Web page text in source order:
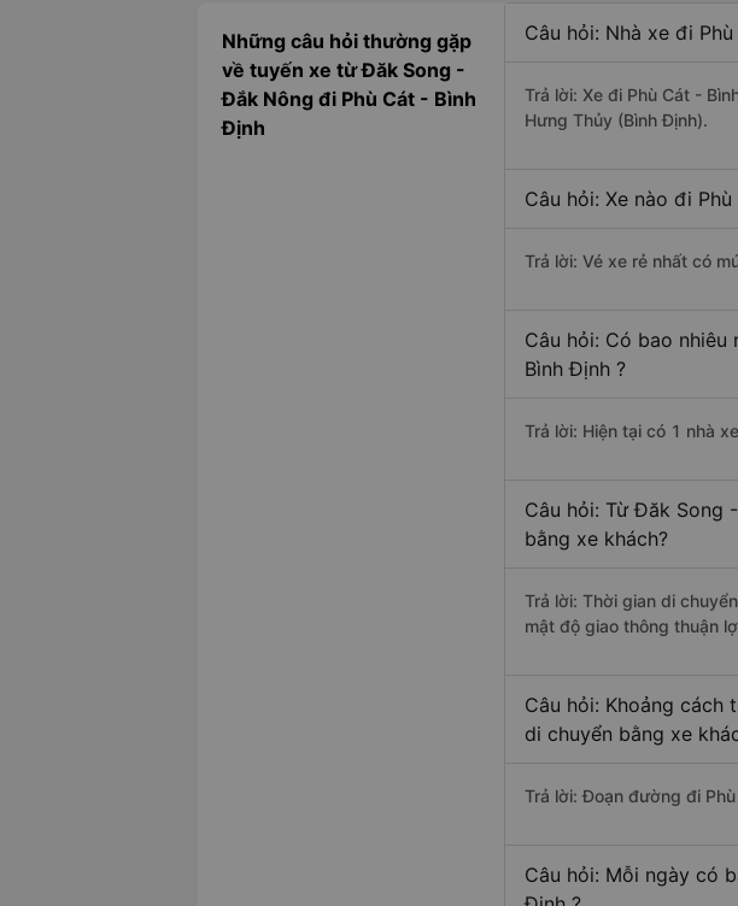
Những câu hỏi thường gặp
về tuyến xe từ Đăk Song -
Đắk Nông đi Phù Cát - Bình
Định
Câu hỏi: Nhà xe đi
Trả lời: Xe đi Phù Cát -
Hưng Thủy (Bình Định).
Câu hỏi: Xe nào đi
Trả lời: Vé xe rẻ nhất có
Câu hỏi: Có bao
Bình Định ?
Trả lời: Hiện tại có 1 nhà
Câu hỏi: Từ Đăk Song
bằng xe khách?
Trả lời: Thời gian di
mật độ giao thông thuận
Câu hỏi: Khoảng
di chuyển bằng xe
Trả lời: Đoạn đường đi
Câu hỏi: Mỗi ngày có